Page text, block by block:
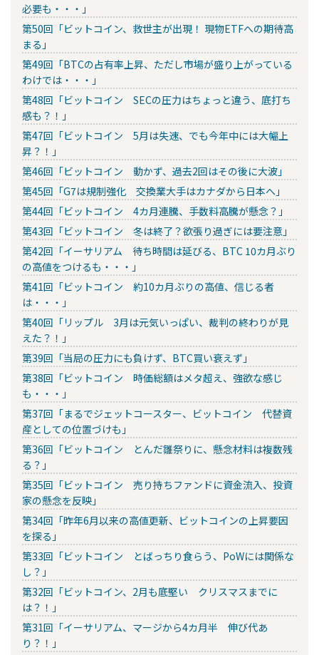
必要も・・・」
第50回「ビットコイン、救世主が出現！ 現物ETFへの期待高
まる」
第49回「BTCの占有率上昇、ただし市場が盛り上がっている
わけでは・・・」
第48回「ビットコイン SECの圧力はちょっと違う、底打ち
感も？！」
第47回「ビットコイン 5月は失速、でも今年中には大幅上
昇？！」
第46回「ビットコイン 動かず、過去2回はその後に大波」
第45回「G7は規制強化 交換業大手はカナダから日本へ」
第44回「ビットコイン 4カ月連騰、手数料高騰が懸念？」
第43回「ビットコイン 冬は終了？欲張り過ぎには要注意」
第42回「イーサリアム 待ち時間は延びる、BTC 10カ月ぶり
の高値をつけるも・・・」
第41回「ビットコイン 約10カ月ぶりの高値、信じる者
は・・・」
第40回「リップル 3月は元気いっぱい、裁判の終わりが見
えた？！」
第39回「当局の圧力にも負けず、BTC買い衰えず」
第38回「ビットコイン 時価総額はメタ超え、強欲な感じ
も・・・」
第37回「まるでジェットコースター、ビットコイン 代替資
産としての位置づけも」
第36回「ビットコイン とんだ雛祭りに、懸念材料は複数残
る？」
第35回「ビットコイン 売り持ちファンドに資金流入、投資
家の懸念を反映」
第34回「昨年6月以来の高値更新、ビットコインの上昇要因
を探る」
第33回「ビットコイン とばっちり食らう、PoWには関係な
し？」
第32回「ビットコイン、2月も底堅い クリスマスまでに
は？！」
第31回「イーサリアム、マージから4カ月半 伸び代あ
り？！」